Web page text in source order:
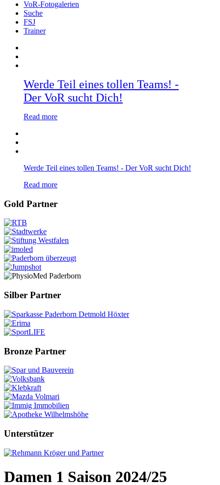
VoR-Fotogalerien
Suche
FSJ
Trainer
Werde Teil eines tollen Teams! -
Der VoR sucht Dich!
Read more
Werde Teil eines tollen Teams! - Der VoR sucht Dich!
Read more
Gold Partner
Silber Partner
Bronze Partner
Unterstützer
Damen 1 Saison 2024/25